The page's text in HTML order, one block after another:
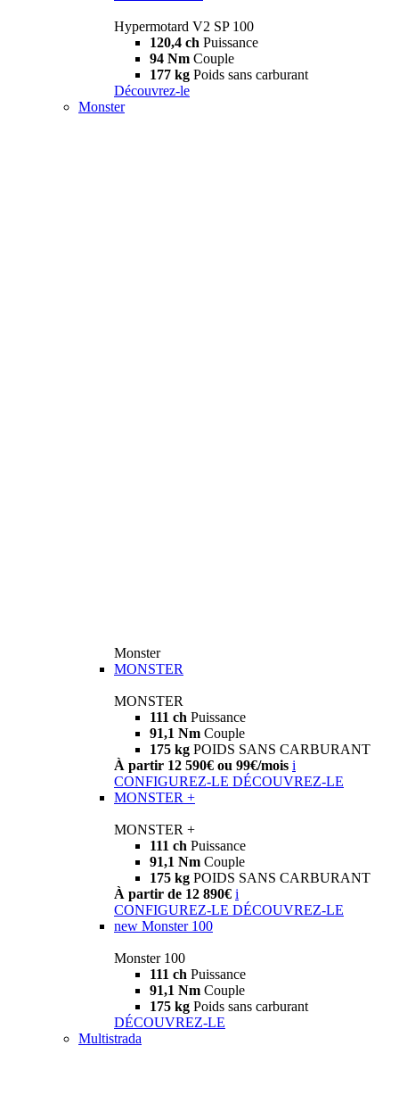
Hypermotard V2 SP 100
120,4 ch Puissance
94 Nm Couple
177 kg Poids sans carburant
Découvrez-le
Monster
Monster
MONSTER
MONSTER
111 ch Puissance
91,1 Nm Couple
175 kg POIDS SANS CARBURANT
À partir 12 590€ ou 99€/mois i
CONFIGUREZ-LE DÉCOUVREZ-LE
MONSTER +
MONSTER +
111 ch Puissance
91,1 Nm Couple
175 kg POIDS SANS CARBURANT
À partir de 12 890€ i
CONFIGUREZ-LE DÉCOUVREZ-LE
new Monster 100
Monster 100
111 ch Puissance
91,1 Nm Couple
175 kg Poids sans carburant
DÉCOUVREZ-LE
Multistrada